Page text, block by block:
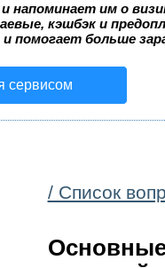
напоминает им о
кэшбэк и
помогает больше
сервисом
/ Список